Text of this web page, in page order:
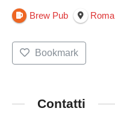
Brew Pub Roma
Bookmark
Contatti